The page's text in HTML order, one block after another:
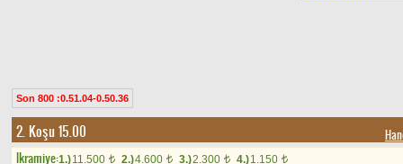
Son 800 :0.51.04-0.50.36
2. Koşu 15.00
Ikramiye:1.)11.500 t 2.)4.600 t 3.)2.300 t 4.)1.150 t